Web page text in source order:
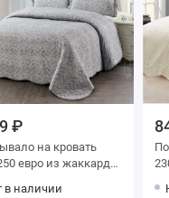
₽
на кровать
в наличии